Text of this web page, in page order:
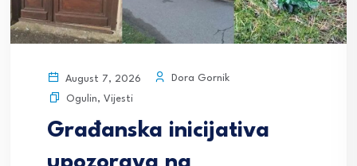
August 7, 2026
Dora Gornik
Ogulin, Vijesti
Građanska inicijativa